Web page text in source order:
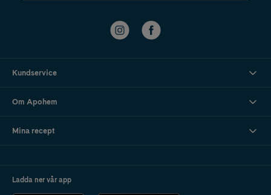
Kundservice
Om Apohem
Mina recept
Ladda ner vår app